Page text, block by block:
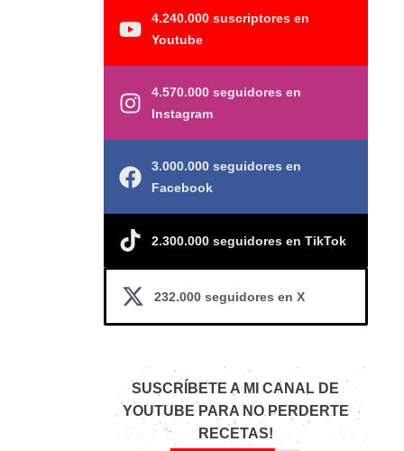
4.240.000 suscriptores en
Youtube
4.570.000 seguidores en
Instagram
3.000.000 seguidores en
Facebook
2.300.000 seguidores en TikTok
232.000 seguidores en X
SUSCRÍBETE A MI CANAL DE
YOUTUBE PARA NO PERDERTE
RECETAS!